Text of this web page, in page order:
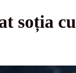
soția cu